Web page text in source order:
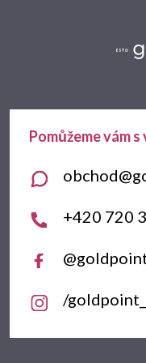
a
obchod@
+420 720
/